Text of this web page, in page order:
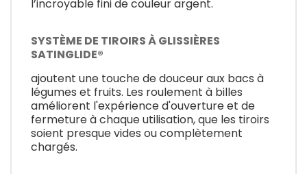
l’incroyable fini de couleur argent.
SYSTÈME DE TIROIRS À GLISSIÈRES
SATINGLIDE®
ajoutent une touche de douceur aux bacs à
légumes et fruits. Les roulement à billes
améliorent l'expérience d'ouverture et de
fermeture à chaque utilisation, que les tiroirs
soient presque vides ou complètement
chargés.